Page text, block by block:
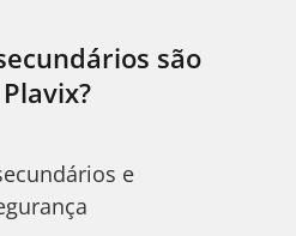
são
e